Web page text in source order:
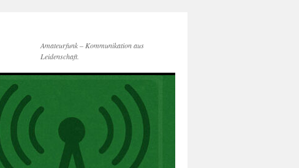
Amateurfunk – Kommunikation aus
Leidenschaft.